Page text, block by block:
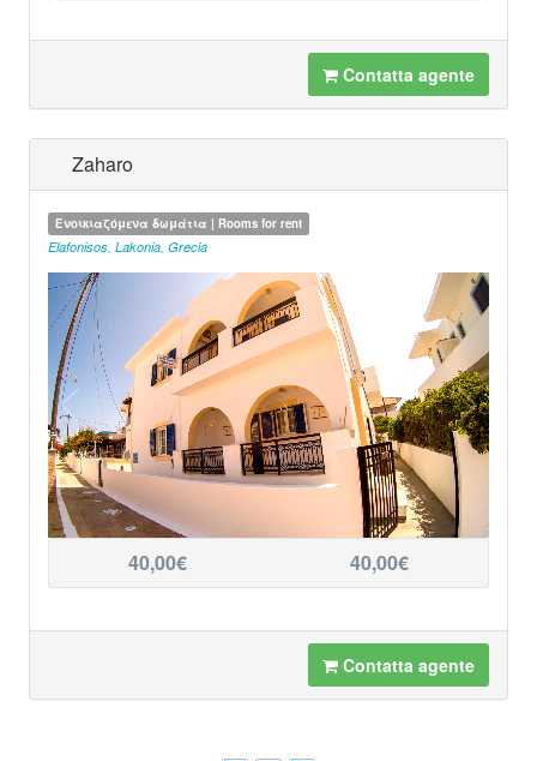
Contatta agente
Zaharo
Ενοικιαζόμενα δωμάτια | Rooms for rent
Elafonisos, Lakonia, Grecia
40,00€ 40,00€
Contatta agente